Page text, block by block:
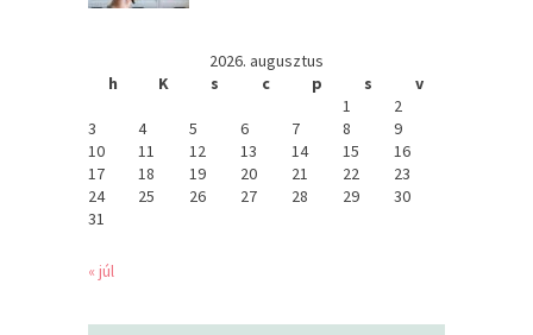
2026. augusztus
h
K s c p s
v
1
2
3
4 5 6 7 8
9
10
11 12 13 14 15
16
17
18 19 20 21 22
23
24
25 26 27 28 29
30
31
« júl